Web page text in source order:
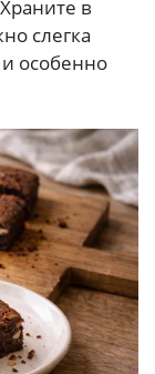
в
слегка
особенно